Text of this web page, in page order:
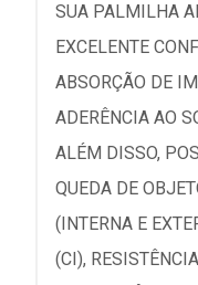
SUA PALMILHA
EXCELENTE
ABSORÇÃO DE
ADERÊNCIA AO
ALÉM DISSO,
QUEDA DE
(INTERNA E
(CI),